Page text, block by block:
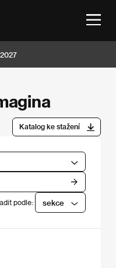
Katalog ke stažení
podle: sekce